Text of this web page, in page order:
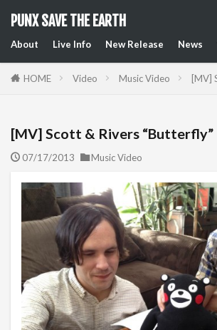
PUNX SAVE THE EARTH
About Live Info New Release News
HOME Video Music Video [MV]
[MV] Scott & Rivers “Butterfly”
07/17/2013 Music Video